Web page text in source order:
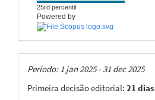
25rd percentil
Powered by
Taxas
Período: 1 jan 2025 - 31 dec 2025
Primeira decisão editorial: 21 dias